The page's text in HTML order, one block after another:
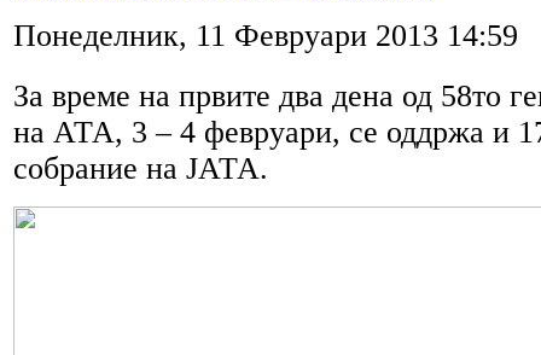
Понеделник, 11 Февруари 2013 14:59
За време на првите два дена од 58то
на АТА, 3 – 4 февруари, се оддржа и
собрание на ЈАТА.